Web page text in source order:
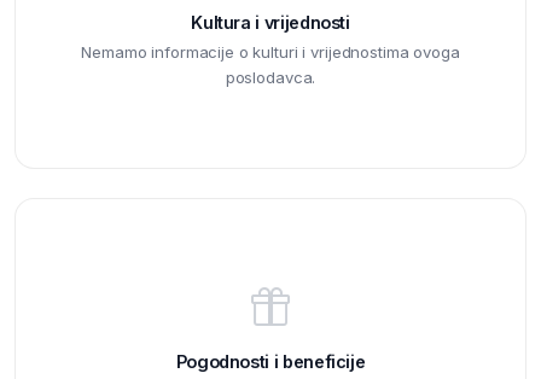
Kultura i vrijednosti
Nemamo informacije o kulturi i vrijednostima ovoga
poslodavca.
Pogodnosti i beneficije